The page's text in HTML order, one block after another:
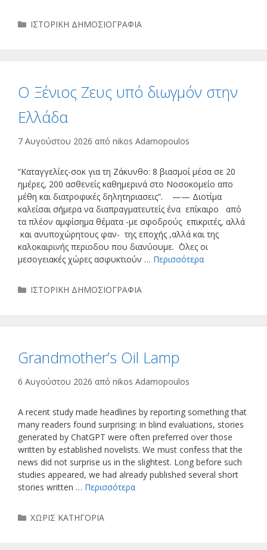
Κατηγορίες
ΙΣΤΟΡΙΚΗ ΔΗΜΟΣΙΟΓΡΑΦΙΑ
Ο Ξένιος Ζευς υπό διωγμόν στην
Ελλάδα
7 Αυγούστου 2026 από nikos Adamopoulos
“Καταγγελίες-σοκ για τη Ζάκυνθο: 8 βιασμοί μέσα σε 20
ημέρες, 200 ασθενείς καθημερινά στο Νοσοκομείο απο
μέθη και διατροφικές δηλητηριασεις”. —— Διοτίμα
καλείσαι σήμερα να διαπραγματευτείς ένα επίκαιρο από
τα πλέον αμφίσημα θέματα -με σφοδρούς επικριτές, αλλά
και ανυποχώρητους φαν- της εποχής ,αλλά και της
καλοκαιρινής περιοδου που διανύουμε. ΄Ολες οι
μεσογειακές χώρες ασφυκτιούν … Περισσότερα
Κατηγορίες
ΙΣΤΟΡΙΚΗ ΔΗΜΟΣΙΟΓΡΑΦΙΑ
Grandmother’s Oil Lamp
6 Αυγούστου 2026 από nikos Adamopoulos
A recent study made headlines by reporting something that
many readers found surprising: in blind evaluations, stories
generated by ChatGPT were often preferred over those
written by established novelists. We must confess that the
news did not surprise us in the slightest. Long before such
studies appeared, we had already published several short
stories written … Περισσότερα
Κατηγορίες
ΧΩΡΙΣ ΚΑΤΗΓΟΡΙΑ